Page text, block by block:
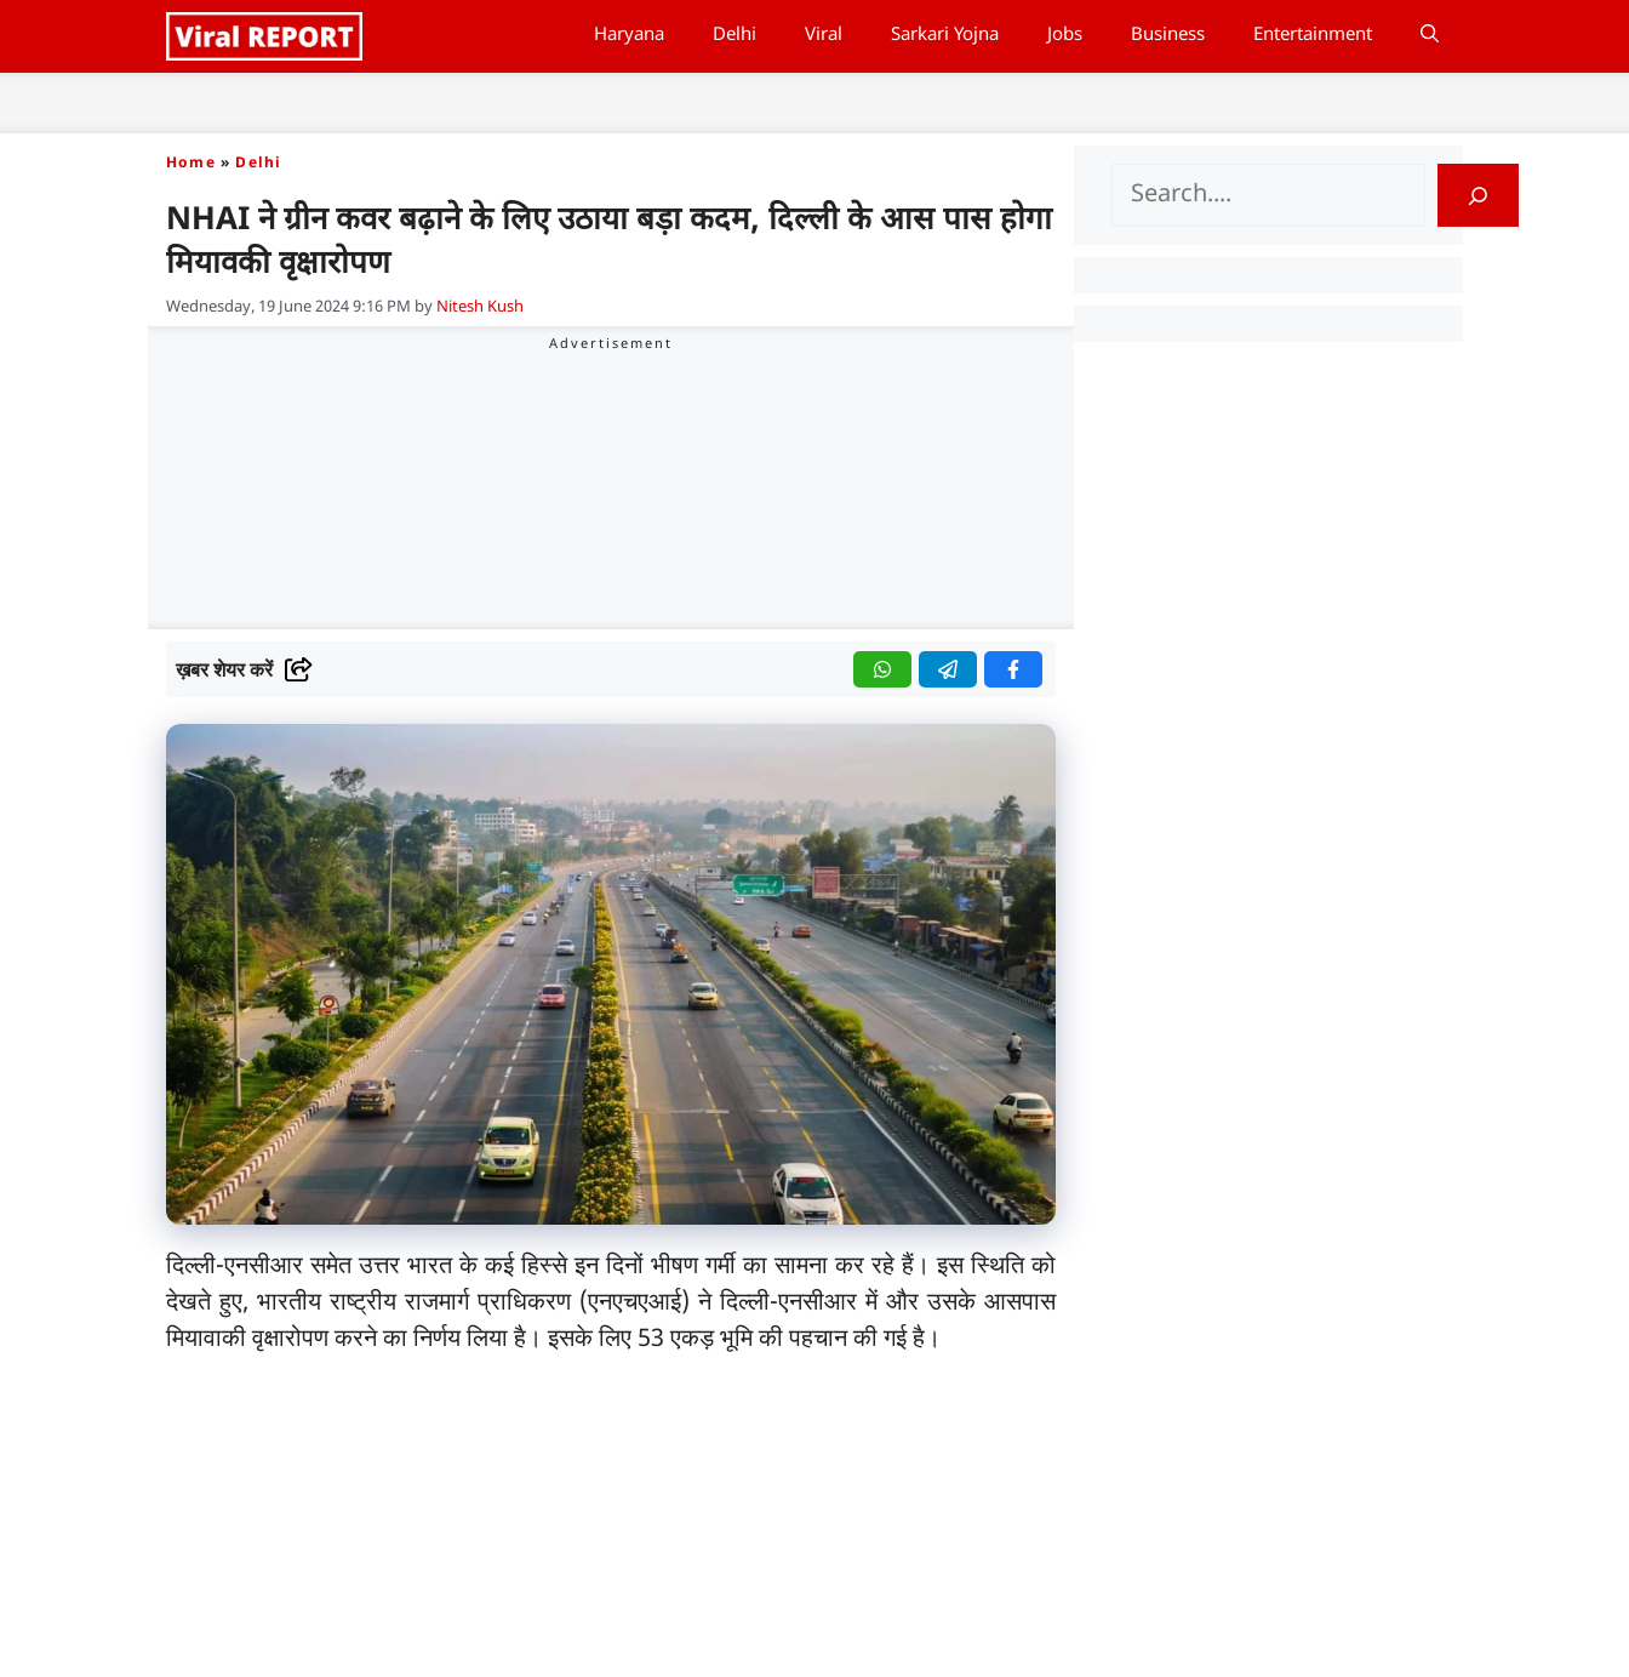
Haryana Delhi Viral Sarkari Yojna Jobs Business Entertainment
Home » Delhi
NHAI ने ग्रीन कवर बढ़ाने के लिए उठाया बड़ा कदम, दिल्ली के आस पास होगा
मियावकी वृक्षारोपण
Wednesday, 19 June 2024 9:16 PM by Nitesh Kush
ख़बर शेयर करें
दिल्ली-एनसीआर समेत उत्तर भारत के कई हिस्से इन दिनों भीषण गर्मी का सामना कर रहे हैं। इस स्थिति को
देखते हुए, भारतीय राष्ट्रीय राजमार्ग प्राधिकरण (एनएचएआई) ने दिल्ली-एनसीआर में और उसके आसपास
मियावाकी वृक्षारोपण करने का निर्णय लिया है। इसके लिए 53 एकड़ भूमि की पहचान की गई है।
Search